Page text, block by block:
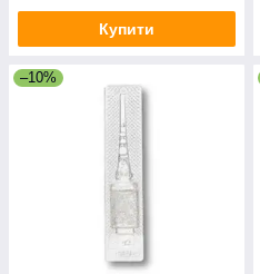
Купити
–10%